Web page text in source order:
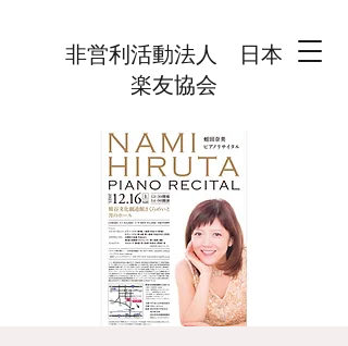
非営利活動法人 日本
楽友協会